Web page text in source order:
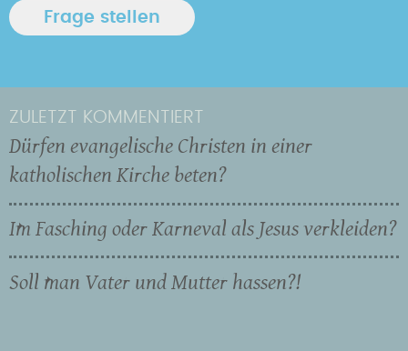
ZULETZT KOMMENTIERT
Dürfen evangelische Christen in einer
katholischen Kirche beten?
Im Fasching oder Karneval als Jesus verkleiden?
Soll man Vater und Mutter hassen?!